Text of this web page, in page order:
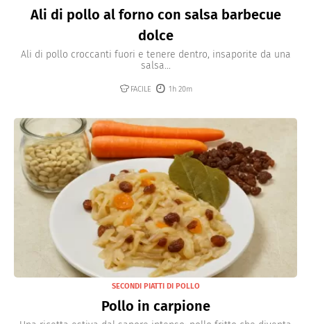
Ali di pollo al forno con salsa barbecue
dolce
Ali di pollo croccanti fuori e tenere dentro, insaporite da una
salsa...
FACILE 1h 20m
SECONDI PIATTI DI POLLO
Pollo in carpione